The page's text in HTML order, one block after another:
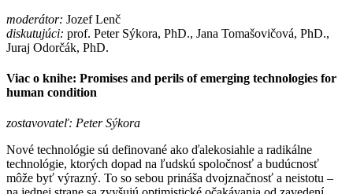
moderátor: Jozef Lenč
diskutujúci: prof. Peter Sýkora, PhD., Jana Tomašovičová, PhD.,
Juraj Odorčák, PhD.
Viac o knihe: Promises and perils of emerging technologies for
human condition
zostavovateľ: Peter Sýkora
Nové technológie sú definované ako ďalekosiahle a radikálne
technológie, ktorých dopad na ľudskú spoločnosť a budúcnosť
môže byť výrazný. To so sebou prináša dvojznačnosť a neistotu –